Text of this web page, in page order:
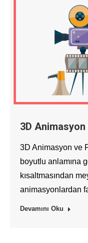
3D
3D Animasyon ve
boyutlu anlamına
kısaltmasından
animasyonlardan
Devamını Oku